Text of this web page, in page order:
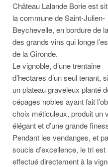
Château Lalande Borie est
la commune de Saint-Julien-
Beychevelle, en bordure de
des grands vins qui longe
de la Gironde.
Le vignoble, d’une trentaine
d’hectares d’un seul tenant,
un plateau graveleux planté
cépages nobles ayant fait
choix méticuleux, produit un
élégant et d’une grande
Pendant les vendanges, et
soucis d’excellence, le tri est
effectué directement à la